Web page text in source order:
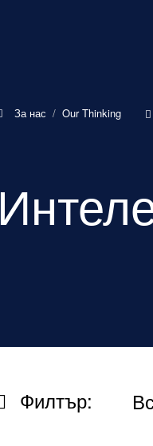
Office
За нас Our Thinking
Филтър: